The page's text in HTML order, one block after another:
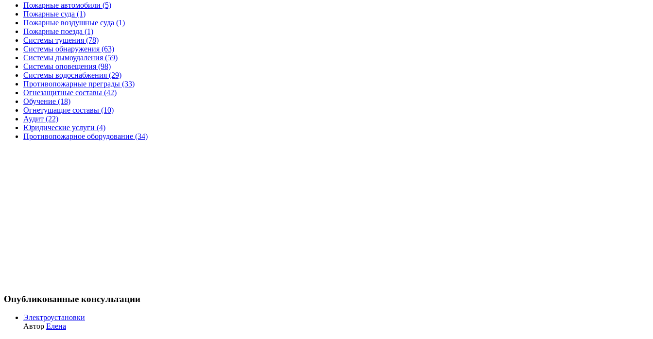
Пожарные автомобили (5)
Пожарные суда (1)
Пожарные воздушные суда (1)
Пожарные поезда (1)
Системы тушения (78)
Системы обнаружения (63)
Системы дымоудаления (59)
Системы оповещения (98)
Системы водоснабжения (29)
Противопожарные преграды (33)
Огнезащитные составы (42)
Обучение (18)
Огнетушащие составы (10)
Аудит (22)
Юридические услуги (4)
Противопожарное оборудование (34)
Опубликованные консультации
Электроустановки
Автор Елена